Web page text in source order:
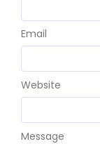
Message
Email
Website